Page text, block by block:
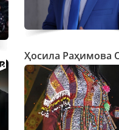
Ҳосила Раҳимова